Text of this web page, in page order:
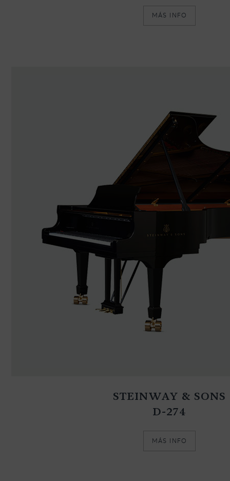
MÁS INFO
STEINWAY & SONS
D-274
MÁS INFO